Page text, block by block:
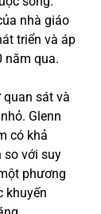
nhà giáo
triển và áp
năm qua.
quan sát và
Glenn
có khả
so với suy
phương
khuyến